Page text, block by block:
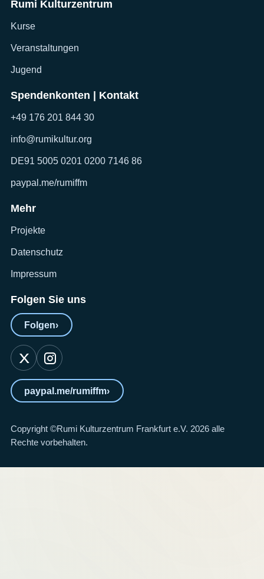
Rumi Kulturzentrum
Kurse
Veranstaltungen
Jugend
Spendenkonten | Kontakt
+49 176 201 844 30
info@rumikultur.org
DE91 5005 0201 0200 7146 86
paypal.me/rumiffm
Mehr
Projekte
Datenschutz
Impressum
Folgen Sie uns
Folgen›
paypal.me/rumiffm›
Copyright ©Rumi Kulturzentrum Frankfurt e.V. 2026 alle
Rechte vorbehalten.